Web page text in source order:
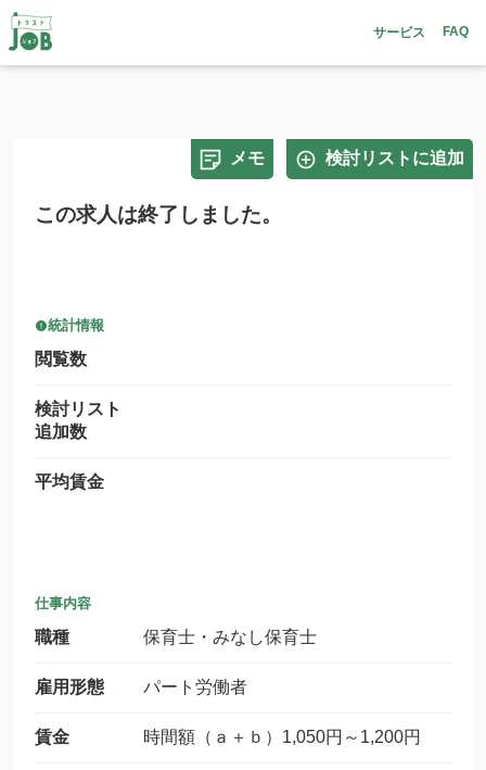
サービス FAQ
メモ 検討リストに追加
この求人は終了しました。
統計情報
閲覧数
検討リスト
追加数
平均賃金
仕事内容
職種 保育士・みなし保育士
雇用形態 パート労働者
賃金 時間額（ａ＋ｂ）1,050円～1,200円